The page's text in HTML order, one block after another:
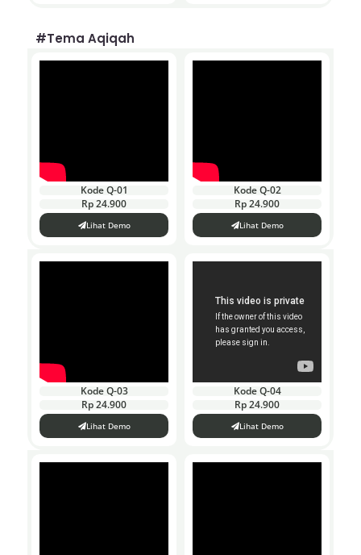
#Tema Aqiqah
Kode Q-01
Rp 24.900
Lihat Demo
Kode Q-02
Rp 24.900
Lihat Demo
Kode Q-03
Rp 24.900
Lihat Demo
Kode Q-04
Rp 24.900
Lihat Demo